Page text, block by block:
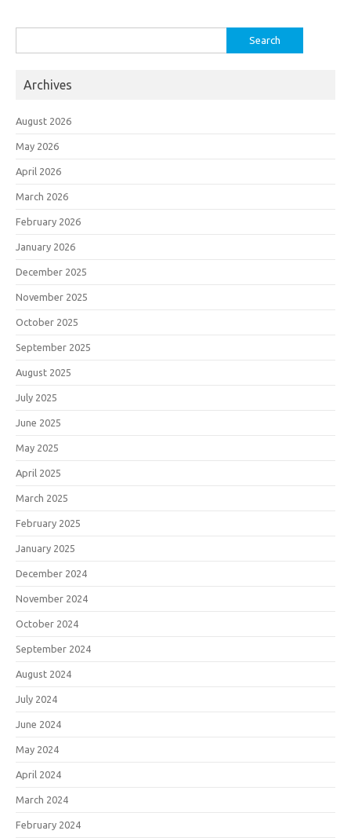
for:
Archives
August 2026
May 2026
April 2026
March 2026
February 2026
January 2026
December 2025
November 2025
October 2025
September 2025
August 2025
July 2025
June 2025
May 2025
April 2025
March 2025
February 2025
January 2025
December 2024
November 2024
October 2024
September 2024
August 2024
July 2024
June 2024
May 2024
April 2024
March 2024
February 2024